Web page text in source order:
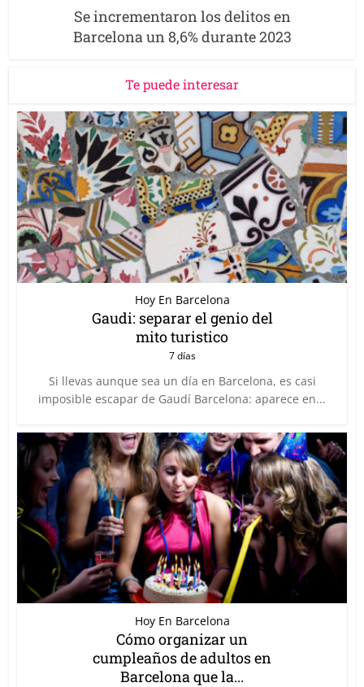
Se incrementaron los delitos en
Barcelona un 8,6% durante 2023
Te puede interesar
Hoy En Barcelona
Gaudi: separar el genio del
mito turistico
7 días
Si llevas aunque sea un día en Barcelona, es casi
imposible escapar de Gaudí Barcelona: aparece en...
Hoy En Barcelona
Cómo organizar un
cumpleaños de adultos en
Barcelona que la...